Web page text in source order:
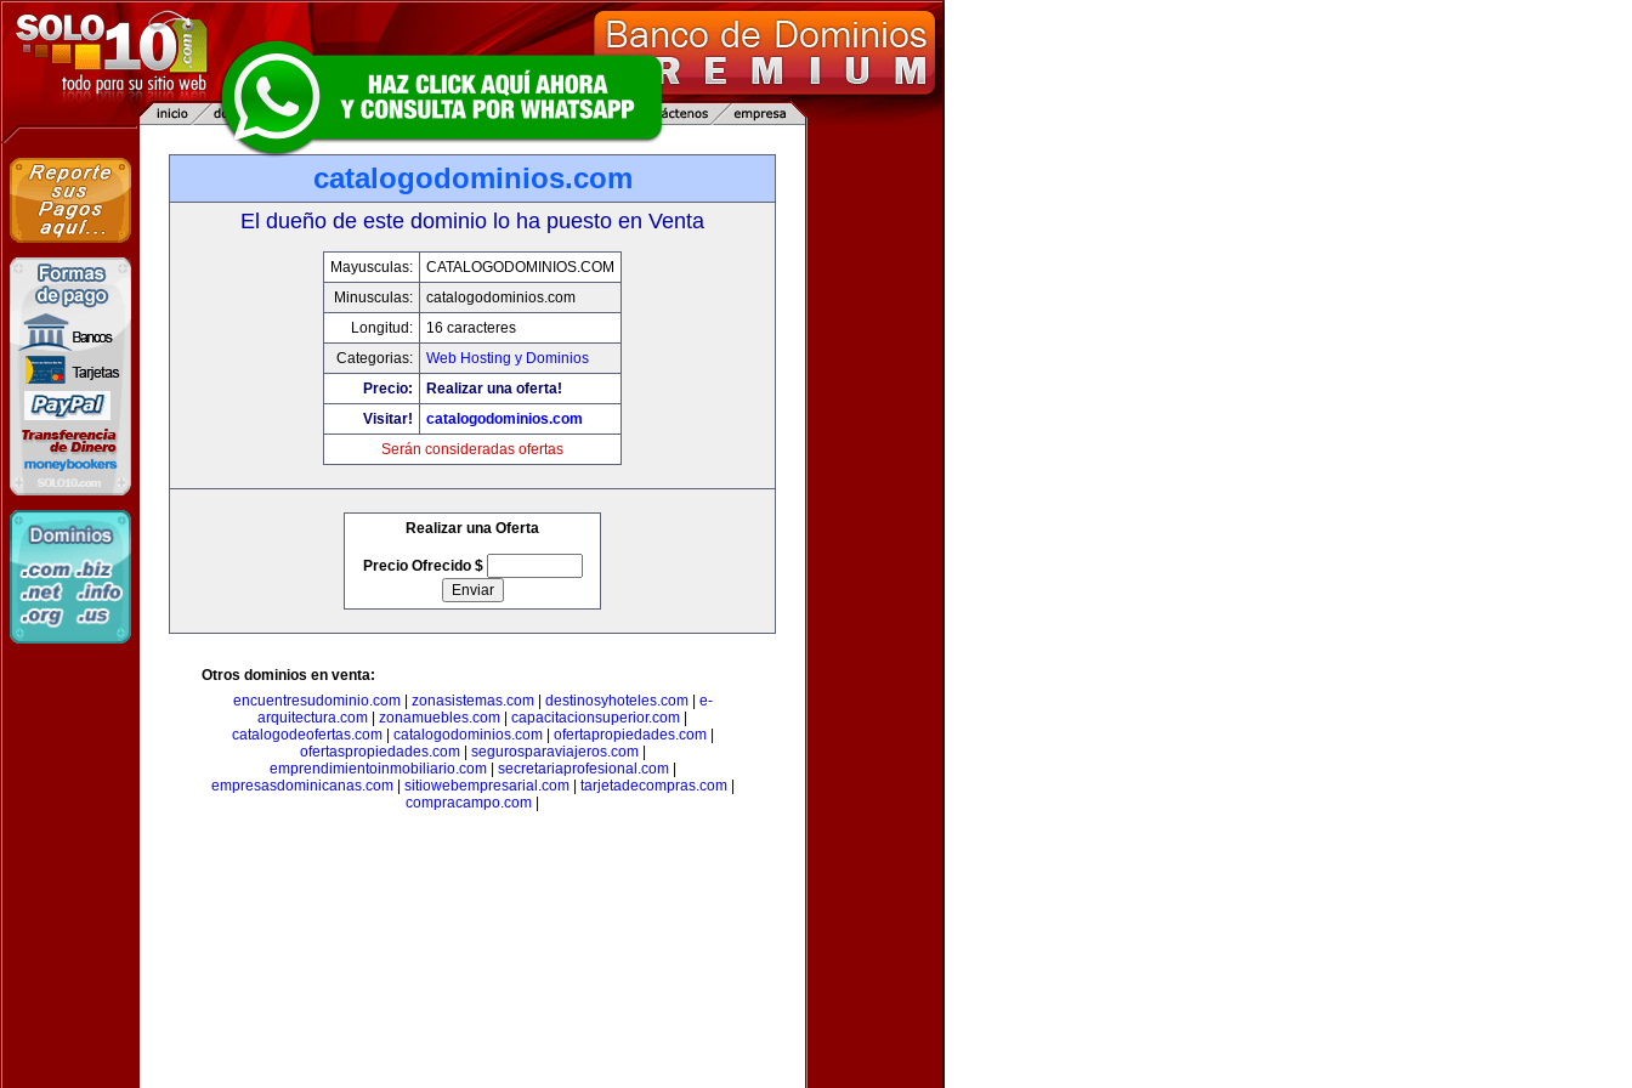
catalogodominios.com
El dueño de este dominio lo ha puesto en Venta
Mayusculas:
CATALOGODOMINIOS.COM
Minusculas:
catalogodominios.com
Longitud:
16 caracteres
Categorias:
Web Hosting y Dominios
Precio:
Realizar una oferta!
Visitar!
catalogodominios.com
Serán consideradas ofertas
Realizar una Oferta
Precio Ofrecido $
Otros dominios en venta:
encuentresudominio.com| zonasistemas.com| destinosyhoteles.com| e-
arquitectura.com
zonamuebles.com capacitacionsuperior.com
catalogodeofertas.com| catalogodominios.com| ofertapropiedades.com|
ofertaspropiedades.com| segurosparaviajeros.com|
emprendimientoinmobiliario.com| secretariaprofesional.com|
empresasdominicanas.com| sitiowebempresarial.com| tarjetadecompras.com|
compracampo.com